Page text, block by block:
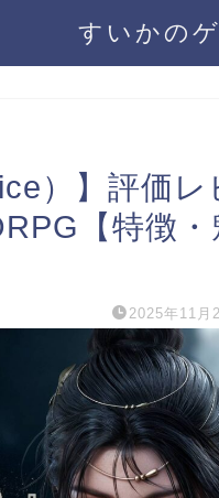
すいかの
）】評価レ
【特徴
2025年11月